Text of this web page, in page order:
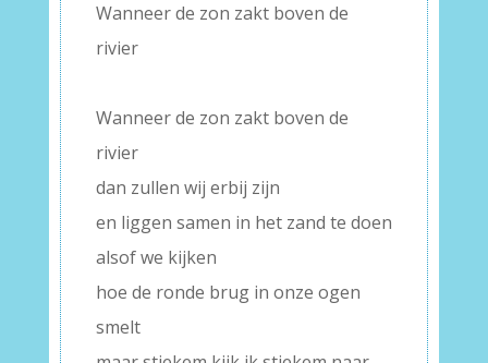
Wanneer de zon zakt boven de
rivier
Wanneer de zon zakt boven de
rivier
dan zullen wij erbij zijn
en liggen samen in het zand te doen
alsof we kijken
hoe de ronde brug in onze ogen
smelt